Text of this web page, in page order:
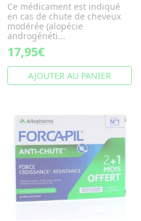
Ce médicament est indiqué
en cas de chute de cheveux
modérée (alopécie
androgénéti...
17,95€
AJOUTER AU PANIER